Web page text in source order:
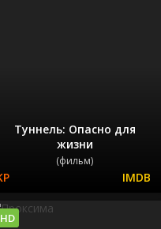
Туннель: Опасно для
жизни
(фильм)
HD